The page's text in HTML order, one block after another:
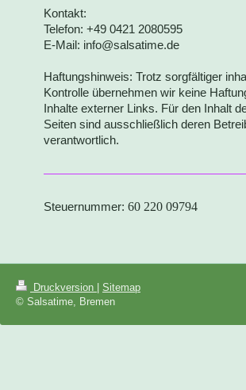
Kontakt:
Telefon: +49 0421 2080595
E-Mail: info@salsatime.de
Haftungshinweis: Trotz sorgfältiger
Kontrolle übernehmen wir keine
Inhalte externer Links. Für den Inhalt
Seiten sind ausschließlich deren
verantwortlich.
Steuernummer: 60 220 09794
Druckversion | Sitemap
© Salsatime, Bremen